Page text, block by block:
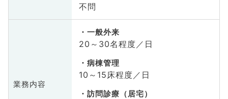
不問
業務内容
一般外来
20～30名程度／日
病棟管理
10～15床程度／日
訪問診療（居宅）